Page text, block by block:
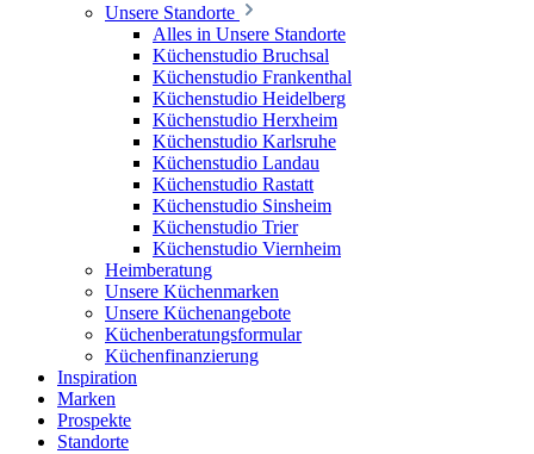
Unsere Standorte
Alles in Unsere Standorte
Küchenstudio Bruchsal
Küchenstudio Frankenthal
Küchenstudio Heidelberg
Küchenstudio Herxheim
Küchenstudio Karlsruhe
Küchenstudio Landau
Küchenstudio Rastatt
Küchenstudio Sinsheim
Küchenstudio Trier
Küchenstudio Viernheim
Heimberatung
Unsere Küchenmarken
Unsere Küchenangebote
Küchenberatungsformular
Küchenfinanzierung
Inspiration
Marken
Prospekte
Standorte